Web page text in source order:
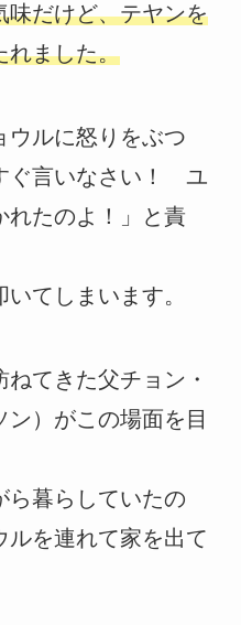
味だけど、テヤンを
れました。
ウルに怒りをぶつ
ぐ言いなさい！ ユ
れたのよ！」と責
てしまいます。
てきた父チョン・
ン）がこの場面を目
ら暮らしていたの
を連れて家を出て